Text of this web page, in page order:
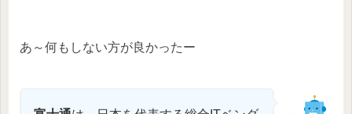
あ～何もしない方が良かったー